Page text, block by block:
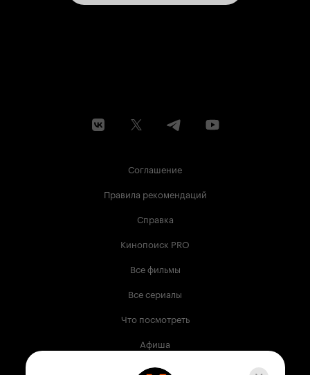
Соглашение
Правила рекомендаций
Справка
Кинопоиск PRO
Все фильмы
Все сериалы
Что посмотреть
Афиша
Музыка